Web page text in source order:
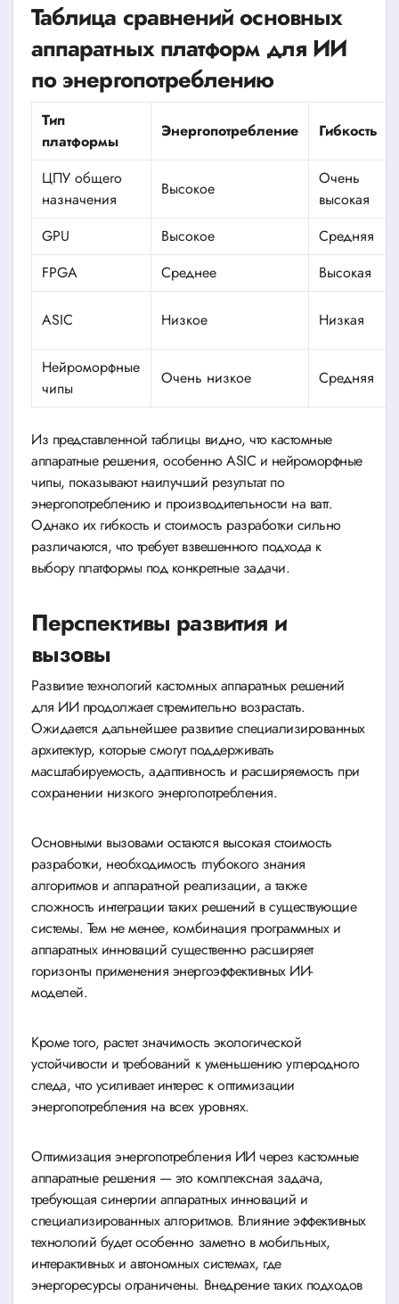
Таблица сравнений основных
аппаратных платформ для ИИ
по энергопотреблению
Тип
платформы
Энергопотребление Гибкость
ЦПУ общего
назначения
Высокое
Очень
высокая
GPU Высокое Средняя
FPGA
Среднее Высокая
ASIC Низкое Низкая
Нейроморфные
чипы
Очень низкое Средняя
Из представленной таблицы видно, что кастомные
аппаратные решения, особенно ASIC и нейроморфные
чипы, показывают наилучший результат по
энергопотреблению и производительности на ватт.
Однако их гибкость и стоимость разработки сильно
различаются, что требует взвешенного подхода к
выбору платформы под конкретные задачи.
Перспективы развития и
вызовы
Развитие технологий кастомных аппаратных решений
для ИИ продолжает стремительно возрастать.
Ожидается дальнейшее развитие специализированных
архитектур, которые смогут поддерживать
масштабируемость, адаптивность и расширяемость при
сохранении низкого энергопотребления.
Основными вызовами остаются высокая стоимость
разработки, необходимость глубокого знания
алгоритмов и аппаратной реализации, а также
сложность интеграции таких решений в существующие
системы. Тем не менее, комбинация программных и
аппаратных инноваций существенно расширяет
горизонты применения энергоэффективных ИИ-
моделей.
Кроме того, растет значимость экологической
устойчивости и требований к уменьшению углеродного
следа, что усиливает интерес к оптимизации
энергопотребления на всех уровнях.
Оптимизация энергопотребления ИИ через кастомные
аппаратные решения — это комплексная задача,
требующая синергии аппаратных инноваций и
специализированных алгоритмов. Влияние эффективных
технологий будет особенно заметно в мобильных,
интерактивных и автономных системах, где
энергоресурсы ограничены. Внедрение таких подходов